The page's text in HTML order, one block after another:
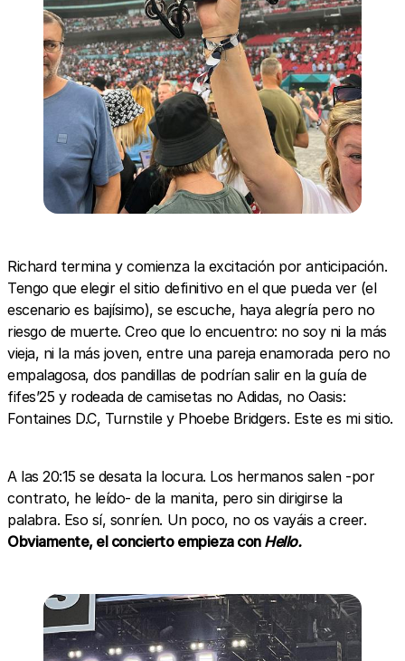
Richard termina y comienza la excitación por anticipación.
Tengo que elegir el sitio definitivo en el que pueda ver (el
escenario es bajísimo), se escuche, haya alegría pero no
riesgo de muerte. Creo que lo encuentro: no soy ni la más
vieja, ni la más joven, entre una pareja enamorada pero no
empalagosa, dos pandillas de podrían salir en la guía de
fifes’25 y rodeada de camisetas no Adidas, no Oasis:
Fontaines D.C, Turnstile y Phoebe Bridgers. Este es mi sitio.
A las 20:15 se desata la locura. Los hermanos salen -por
contrato, he leído- de la manita, pero sin dirigirse la
palabra. Eso sí, sonríen. Un poco, no os vayáis a creer.
Obviamente, el concierto empieza conHello.